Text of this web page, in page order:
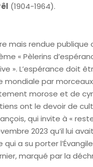
(1904-1964).
mais rendue publique
« Pèlerins
L’espérance doit
par
morose et de
ont le devoir de
qui invite à «
2023 qu’il lui
qui a su porter
marqué par la